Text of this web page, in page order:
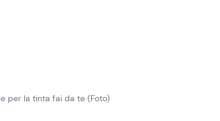
per la tinta fai da te (Foto)